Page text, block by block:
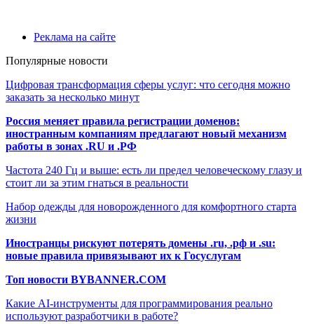
Реклама на сайте
Популярные новости
Цифровая трансформация сферы услуг: что сегодня можно
заказать за несколько минут
Россия меняет правила регистрации доменов:
иностранным компаниям предлагают новый механизм
работы в зонах .RU и .РФ
Частота 240 Гц и выше: есть ли предел человеческому глазу и
стоит ли за этим гнаться в реальности
Набор одежды для новорожденного для комфортного старта
жизни
Иностранцы рискуют потерять домены .ru, .рф и .su:
новые правила привязывают их к Госуслугам
Топ новости BYBANNER.COM
Какие AI-инструменты для программирования реально
используют разработчики в работе?